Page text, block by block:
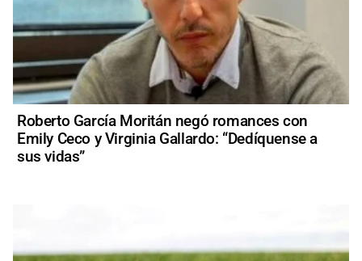
Roberto García Moritán negó romances con
Emily Ceco y Virginia Gallardo: “Dedíquense a
sus vidas”